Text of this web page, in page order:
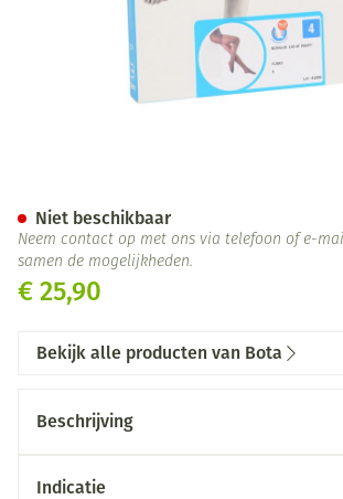
€ 25,90
Niet beschikbaar
Neem contact op met ons via telefoon of e-
samen de mogelijkheden.
Bekijk alle producten van Bota
Beschrijving
Indicatie